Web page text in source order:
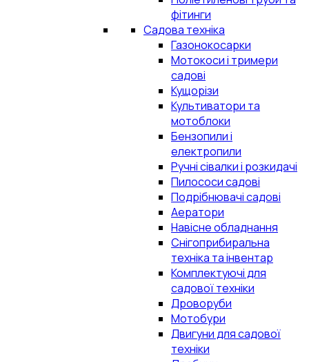
фітинги
Садова техніка
Газонокосарки
Мотокоси і тримери
садові
Кущорізи
Культиватори та
мотоблоки
Бензопили і
електропили
Ручні сівалки і розкидачі
Пилососи садові
Подрібнювачі садові
Аератори
Навісне обладнання
Снігоприбиральна
техніка та інвентар
Комплектуючі для
садової техніки
Дроворуби
Мотобури
Двигуни для садової
техніки